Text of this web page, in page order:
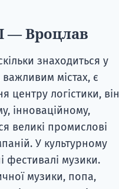
— Вроцлав
знаходиться у
містах, є
центру логістики, він
інноваційному,
великі промислові
У культурному
фестивалі музики.
музики, попа,